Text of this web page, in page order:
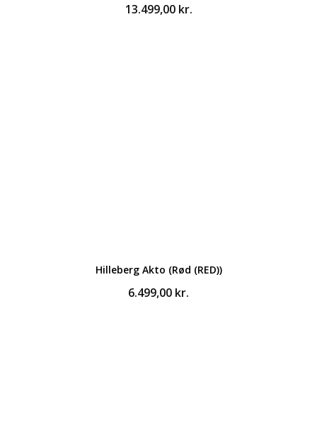
13.499,00 kr.
Hilleberg Akto (Rød (RED))
6.499,00 kr.